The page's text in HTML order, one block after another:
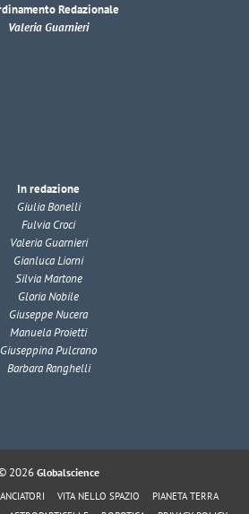
Redazionale
Valeria Guarnieri
In redazione
Giulia Bonelli
Fulvia Croci
Valeria Guarnieri
Gianluca Liorni
Silvia Martone
Gloria Nobile
Giuseppe Nucera
Manuela Proietti
Giuseppina Pulcrano
Barbara Ranghelli
2026Globalscience
VITA NELLO SPAZIO
PIANETA TERRA